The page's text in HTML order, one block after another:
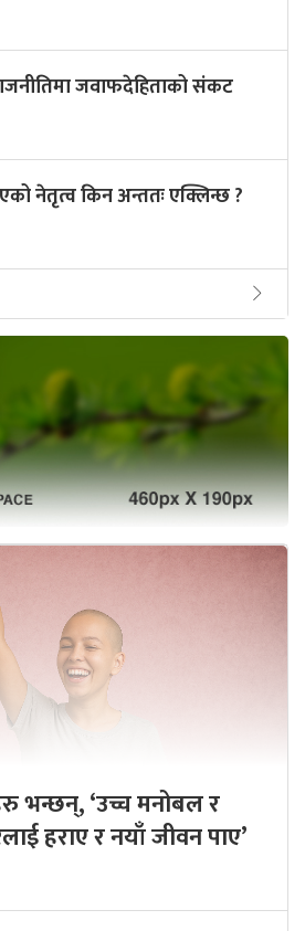
जवाफदेहिताको संकट
नेतृत्व किन अन्ततः एक्लिन्छ ?
भन्छन्, ‘उच्च मनोबल र
हराए र नयाँ जीवन पाए’